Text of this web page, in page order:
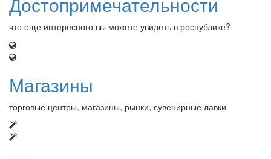
что еще интересного вы можете увидеть в республике?
Магазины
торговые центры, магазины, рынки, сувенирные лавки